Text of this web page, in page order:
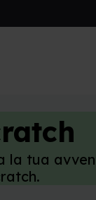
la tua